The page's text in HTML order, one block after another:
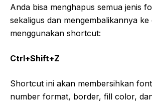
Anda bisa menghapus semua jenis
sekaligus dan mengembalikannya ke
menggunakan shortcut:
Ctrl+Shift+Z
Shortcut ini akan membersihkan
number format, border, fill color,